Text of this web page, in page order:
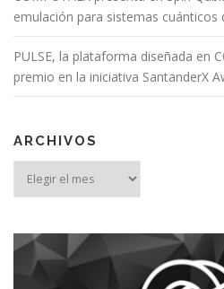
emulación para sistemas cuánticos
PULSE, la plataforma diseñada en
premio en la iniciativa SantanderX
ARCHIVOS